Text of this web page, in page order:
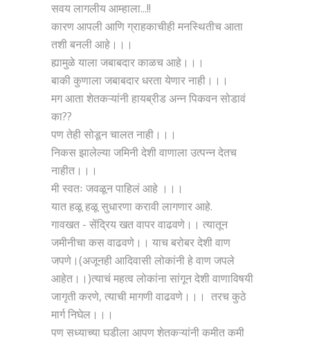
सवय लागलीय आम्हाला...!!
कारण आपली आणि ग्राहकाचीही मनस्थितीच आता
तशी बनली आहे।।।
ह्यामुळे याला जबाबदार काळच आहे।।।
बाकी कुणाला जबाबदार धरता येणार नाही।।।
मग आता शेतकऱ्यांनी हायब्रीड अन्न पिकवन सोडावं
का??
पण तेही सोडून चालत नाही।।।
निकस झालेल्या जमिनी देशी वाणाला उत्पन्न देतच
नाहीत।।।
मी स्वतः जवळून पाहिलं आहे ।।।
यात हळू हळू सुधारणा करावी लागणार आहे.
गावखत - सेंद्रिय खत वापर वाढवणे।। त्यातून
जमीनीचा कस वाढवणे।। याच बरोबर देशी वाण
जपणे।(अजूनही आदिवासी लोकांनी हे वाण जपले
आहेत।।)त्याचं महत्व लोकांना सांगून देशी वाणाविषयी
जागृती करणे, त्याची मागणी वाढवणे।।। तरच कुठे
मार्ग निघेल।।।
पण सध्याच्या घडीला आपण शेतकऱ्यांनी कमीत कमी